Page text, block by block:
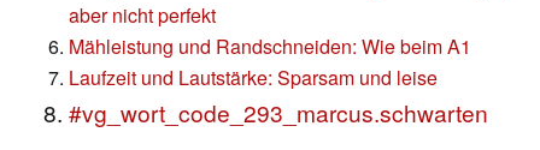
aber nicht perfekt
Mähleistung und Randschneiden: Wie beim A1
Laufzeit und Lautstärke: Sparsam und leise
#vg_wort_code_293_marcus.schwarten